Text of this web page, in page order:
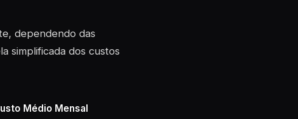
dependendo das
simplificada dos custos
Médio Mensal